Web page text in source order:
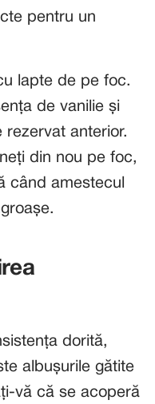
pentru un
lapte de pe foc.
de vanilie și
rezervat anterior.
din nou pe foc,
când amestecul
dorită,
albușurile gătite
vă că se acoperă